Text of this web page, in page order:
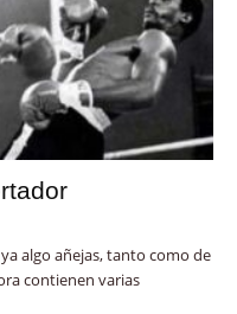
ya algo añejas, tanto como de
contienen varias